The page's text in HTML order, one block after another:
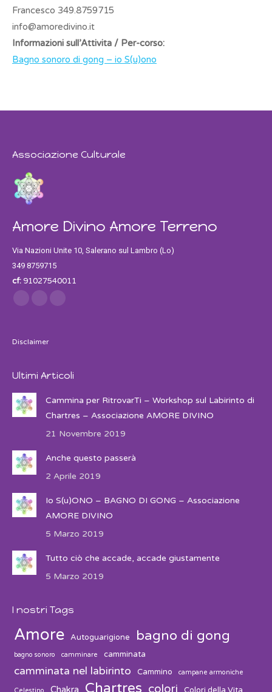
Francesco 349.8759715
info@amoredivino.it
Informazioni sull’Attivita / Per-corso:
Bagno sonoro di gong – io S(u)ono
Associazione Culturale
Amore Divino Amore Terreno
Via Nazioni Unite 10, Salerano sul Lambro (Lo)
349 8759715
cf:91027540011
Find us on:
Facebook
TwitterInstagram
Disclaimer
Ultimi Articoli
Cammina per RitrovarTi – Workshop sul Labirinto di
Chartres – Associazione AMORE DIVINO
21 Novembre 2019
Anche questo passerà
2 Aprile 2019
Io S(u)ONO – BAGNO DI GONG – Associazione
AMORE DIVINO
5 Marzo 2019
Tutto ciò che accade, accade giustamente
5 Marzo 2019
I nostri Tags
Amore Autoguarigione bagno di gong
bagno sonoro camminare camminata
camminata nel labirinto Cammino campane armoniche
Chakra Chartres colori